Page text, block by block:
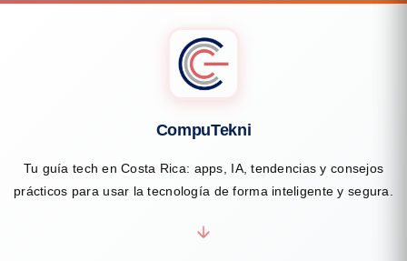
CompuTekni
Tu guía tech en Costa Rica: apps, IA, tendencias y consejos
prácticos para usar la tecnología de forma inteligente y segura.